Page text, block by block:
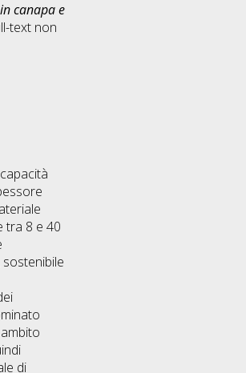
canapa e
text non
tra 8 e 40
di